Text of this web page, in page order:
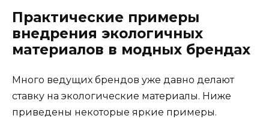
Практические примеры
внедрения экологичных
материалов в модных брендах
Много ведущих брендов уже давно делают
ставку на экологические материалы. Ниже
приведены некоторые яркие примеры.